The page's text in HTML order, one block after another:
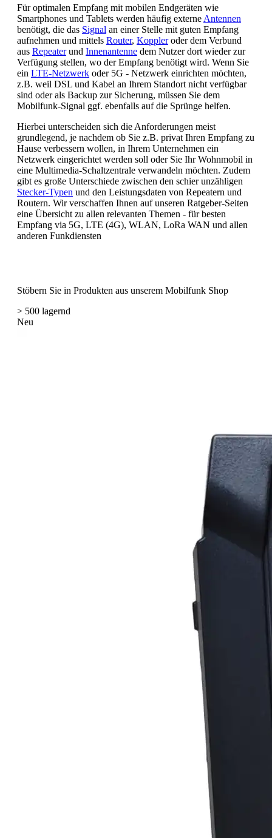
Für optimalen Empfang mit mobilen Endgeräten wie
Smartphones und Tablets werden häufig externeAntennen
benötigt, die das Signal an einer Stelle mit guten Empfang
aufnehmen und mittels Router, Koppleroder dem Verbund
aus Repeaterund Innenantenne dem Nutzer dort wieder zur
Verfügung stellen, wo der Empfang benötigt wird. Wenn Sie
ein LTE-Netzwerk oder 5G - Netzwerk einrichten möchten,
z.B. weil DSL und Kabel an Ihrem Standort nicht verfügbar
sind oder als Backup zur Sicherung, müssen Sie dem
Mobilfunk-Signal ggf. ebenfalls auf die Sprünge helfen.
Hierbei unterscheiden sich die Anforderungen meist
grundlegend, je nachdem ob Sie z.B. privat Ihren Empfang zu
Hause verbessern wollen, in Ihrem Unternehmen ein
Netzwerk eingerichtet werden soll oder Sie Ihr Wohnmobil in
eine Multimedia-Schaltzentrale verwandeln möchten. Zudem
gibt es große Unterschiede zwischen den schier unzähligen
Stecker-Typen und den Leistungsdaten von Repeatern und
Routern. Wir verschaffen Ihnen auf unseren Ratgeber-Seiten
eine Übersicht zu allen relevanten Themen - für besten
Empfang via 5G, LTE (4G), WLAN, LoRa WAN und allen
anderen Funkdiensten
Stöbern Sie in Produkten aus unserem Mobilfunk Shop
> 500 lagernd
Neu